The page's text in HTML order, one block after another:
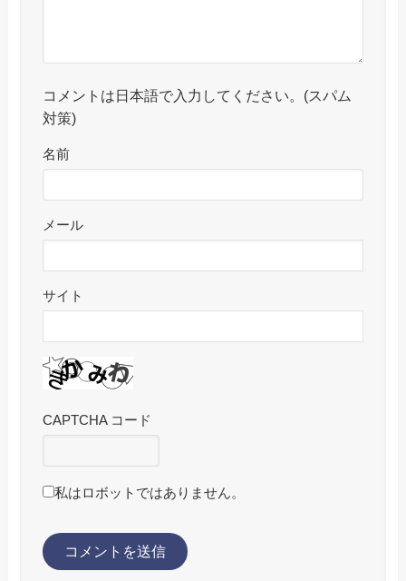
コメントは日本語で入力してください。(スパム
対策)
名前
メール
サイト
CAPTCHA コード
私はロボットではありません。